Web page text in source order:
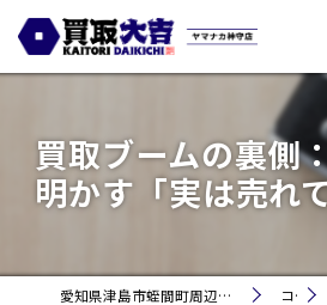
買取ブームの裏側
明かす「実は売れ
愛知県津島市蛭間町周辺のお買取りなら買取大吉 ヤマナカ神守店 コラム